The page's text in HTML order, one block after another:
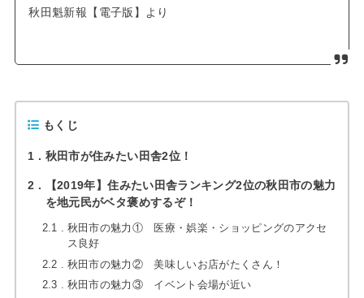
秋田魁新報【電子版】より
もくじ
1 秋田市が住みたい田舎2位！
2
【2019年】住みたい田舎ランキング2位の秋田市の魅力
を地元民がベタ褒めするぞ！
2.1
秋田市の魅力① 医療・娯楽・ショッピングのアクセ
ス良好
2.2
秋田市の魅力② 美味しいお店がたくさん！
2.3
秋田市の魅力③ イベント会場が近い